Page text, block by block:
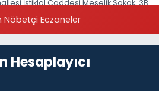
İstiklal Caddesi Meşelik Sokak, 3B
Nöbetçi Eczaneler
Hesaplayıcı